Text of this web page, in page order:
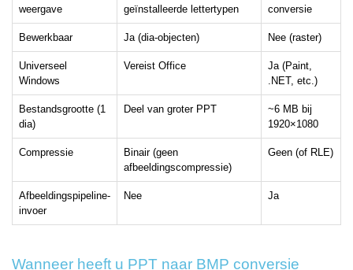
weergave
geïnstalleerde lettertypen
conversie
Bewerkbaar Ja (dia-objecten) Nee (raster)
Universeel
Windows
Vereist Office
Ja (Paint,
.NET, etc.)
Bestandsgrootte (1
dia)
Deel van groter PPT
~6 MB bij
1920×1080
Compressie
Binair (geen
afbeeldingscompressie)
Geen (of RLE)
Afbeeldingspipeline-
invoer
Nee Ja
Wanneer heeft u PPT naar BMP conversie